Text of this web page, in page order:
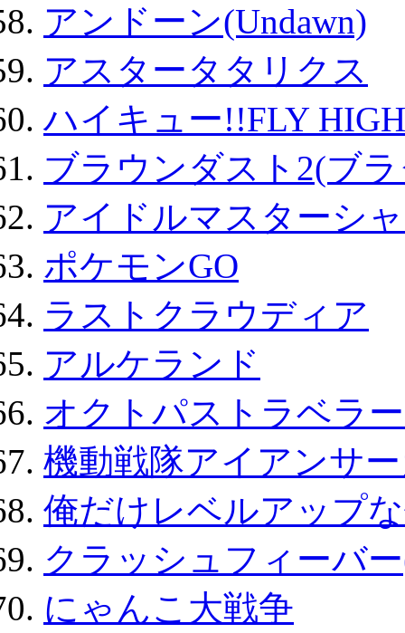
アンドーン(Undawn)
アスタータタリクス
ハイキュー!!FLY HIGH
ブラウンダスト2(ブ
アイドルマスターシ
ポケモンGO
ラストクラウディア
アルケランド
オクトパストラベラ
機動戦隊アイアンサ
俺だけレベルアップ
クラッシュフィーバ
にゃんこ大戦争